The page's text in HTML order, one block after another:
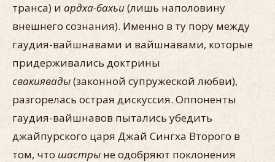
транса) и ардха-бахьи(лишь наполовину
внешнего сознания). Именно в ту пору между
гаудия-вайшнавами и вайшнавами, которые
придерживались доктрины
свакиявады(законной супружеской любви),
разгорелась острая дискуссия. Оппоненты
гаудия-вайшнавов пытались убедить
джайпурского царя Джай Сингха Второго в
том, что шастры не одобряют поклонения